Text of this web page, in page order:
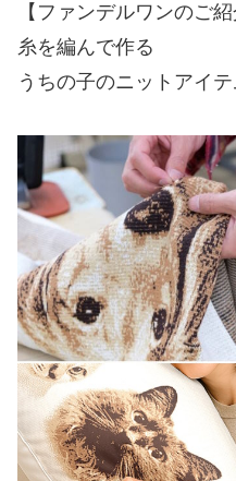
【ファンデルワンのご紹
糸を編んで作る
うちの子のニットアイテ